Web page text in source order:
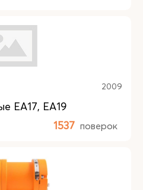
2009
EA17, EA19
1537 поверок